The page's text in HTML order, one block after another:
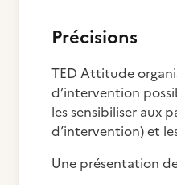
Précisions
TED Attitude
d’intervention
les sensibiliser aux
d’intervention) et
Une présentation